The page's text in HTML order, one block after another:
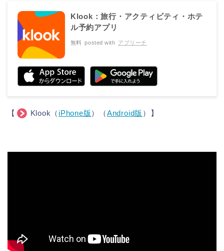
Klook：旅行・アクティビティ・ホテ
ル予約アプリ
無料 posted with アプリーチ
【 Klook（ iPhone版）（Android版 ）】